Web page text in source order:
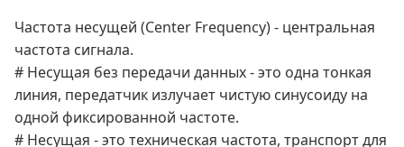
Частота несущей (Center Frequency) - центральная
частота сигнала.
# Несущая без передачи данных - это одна тонкая
линия, передатчик излучает чистую синусоиду на
одной фиксированной частоте.
# Несущая - это техническая частота, транспорт для